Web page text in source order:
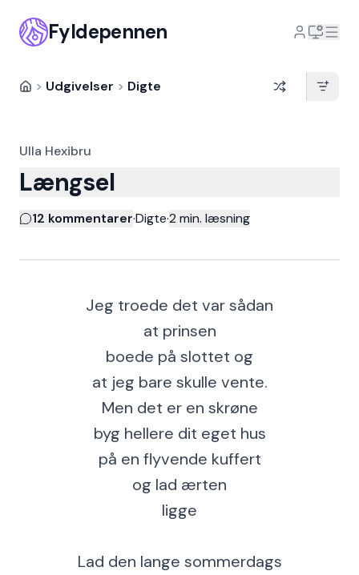
Fyldepennen
> Udgivelser > Digte
Ulla Hexibru
Længsel
12 kommentarer·Digte·2 min. læsning
Jeg troede det var sådan
at prinsen
boede på slottet og
at jeg bare skulle vente.
Men det er en skrøne
byg hellere dit eget hus
på en flyvende kuffert
og lad ærten
ligge
Lad den lange sommerdags